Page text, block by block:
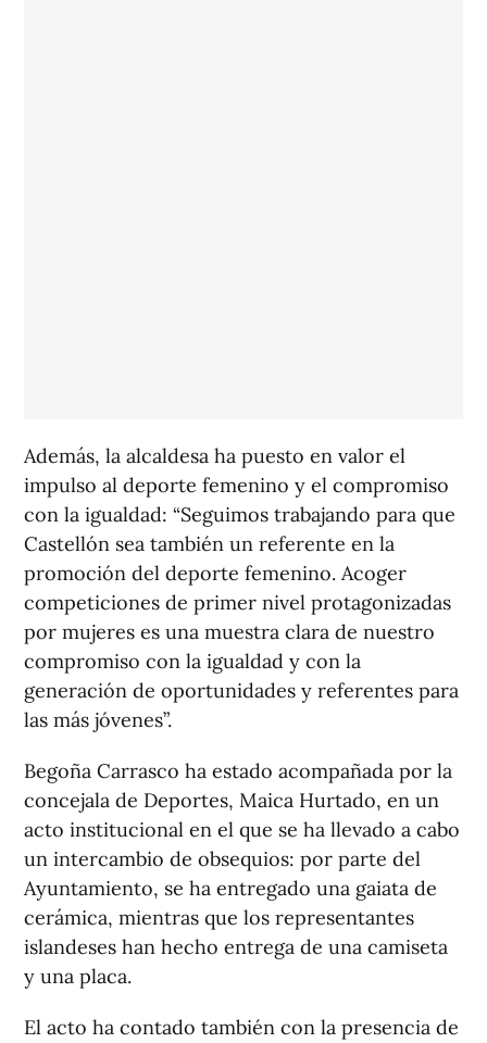
Además, la alcaldesa ha puesto en valor el
impulso al deporte femenino y el compromiso
con la igualdad: “Seguimos trabajando para que
Castellón sea también un referente en la
promoción del deporte femenino. Acoger
competiciones de primer nivel protagonizadas
por mujeres es una muestra clara de nuestro
compromiso con la igualdad y con la
generación de oportunidades y referentes para
las más jóvenes”.
Begoña Carrasco ha estado acompañada por la
concejala de Deportes, Maica Hurtado, en un
acto institucional en el que se ha llevado a cabo
un intercambio de obsequios: por parte del
Ayuntamiento, se ha entregado una gaiata de
cerámica, mientras que los representantes
islandeses han hecho entrega de una camiseta
y una placa.
El acto ha contado también con la presencia de